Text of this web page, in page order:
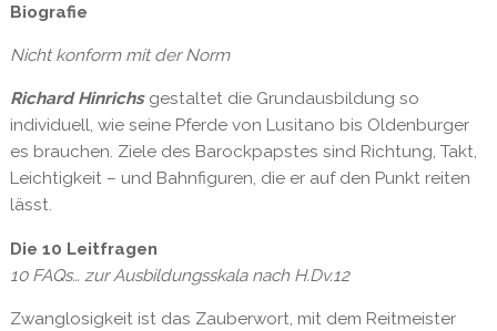
Biografie
Nicht konform mit der Norm
Richard Hinrichsgestaltet die Grundausbildung so
individuell, wie seine Pferde von Lusitano bis Oldenburger
es brauchen. Ziele des Barockpapstes sind Richtung, Takt,
Leichtigkeit – und Bahnfiguren, die er auf den Punkt reiten
lässt.
Die 10 Leitfragen
10 FAQs… zur Ausbildungsskala nach H.Dv.12
Zwanglosigkeit ist das Zauberwort, mit dem Reitmeister